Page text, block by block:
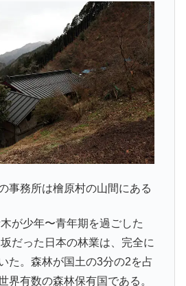
事務所は檜原村の山間にある
が少年〜青年期を過ごした
だった日本の林業は、完全に
た。森林が国土の3分の2を占
界有数の森林保有国である。